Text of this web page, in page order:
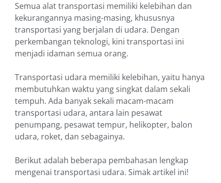
Semua alat transportasi memiliki kelebihan dan
kekurangannya masing-masing, khususnya
transportasi yang berjalan di udara. Dengan
perkembangan teknologi, kini transportasi ini
menjadi idaman semua orang.
Transportasi udara memiliki kelebihan, yaitu hanya
membutuhkan waktu yang singkat dalam sekali
tempuh. Ada banyak sekali macam-macam
transportasi udara, antara lain pesawat
penumpang, pesawat tempur, helikopter, balon
udara, roket, dan sebagainya.
Berikut adalah beberapa pembahasan lengkap
mengenai transportasi udara. Simak artikel ini!